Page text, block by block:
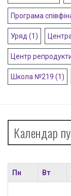
Програма
Уряд (1)
Центр
Школа №219 (1)
Календар
Пн
Вт